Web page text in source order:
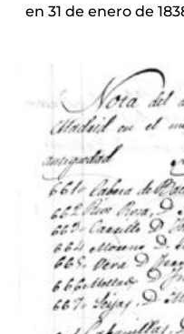
en 31 de enero de